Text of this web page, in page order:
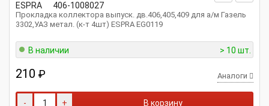
ESPRA 406-1008027
Прокладка коллектора выпуск. дв.406,405,409 для а/м Газель
3302,УАЗ метал. (к-т 4шт) ESPRA EG0119
В наличии > 10 шт.
210 ₽ Аналоги
- + В корзину